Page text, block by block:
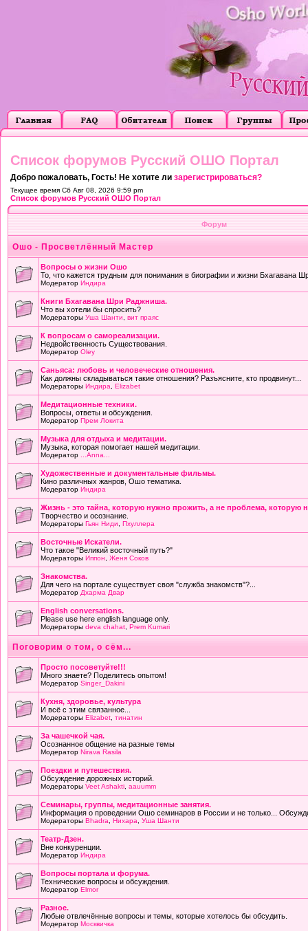
Список форумов Русский ОШО Портал
Добро пожаловать, Гость! Не хотите ли зарегистрироваться?
Текущее время Сб Авг 08, 2026 9:59 pm
Список форумов Русский ОШО Портал
Форум
Ошо - Просветлённый Мастер
Вопросы о жизни Ошо
То, что кажется трудным для понимания в биографии и жизни Бхагавана
Модератор Индира
Книги Бхагавана Шри Раджниша.
Что вы хотели бы спросить?
Модераторы Уша Шанти вит праяс
К вопросам о самореализации.
Недвойственность Существования.
Модератор Oley
Саньяса: любовь и человеческие отношения.
Как должны складываться такие отношения? Разъясните, кто продвинут...
Модераторы Индира Elizabet
Медитационные техники.
Вопросы, ответы и обсуждения.
Модератор Прем Локита
Музыка для отдыха и медитации.
Музыка, которая помогает нашей медитации.
Модератор ...Anna...
Художественные и документальные фильмы.
Кино различных жанров, Ошо тематика.
Модератор Индира
Жизнь - это тайна, которую нужно прожить, а не проблема, которую
Творчество и осознание.
Модераторы Гьян Ниди Пхуллера
Восточные Искатели.
Что такое "Великий восточный путь?"
Модераторы Иппон Женя Соков
Знакомства.
Для чего на портале существует своя "служба знакомств"?...
Модератор Дхарма Двар
English conversations.
Please use here english language only.
Модераторы deva chahat Prem Kumari
Поговорим о том, о сём...
Просто посоветуйте!!!
Много знаете? Поделитесь опытом!
Модератор Singer_Dakini
Кухня, здоровье, культура
И всё с этим связанное...
Модераторы Elizabet тинатин
За чашечкой чая.
Осознанное общение на разные темы
Модератор Nirava Rasila
Поездки и путешествия.
Обсуждение дорожных историй.
Модераторы Veet Ashakti aauumm
Семинары, группы, медитационные занятия.
Информация о проведении Ошо семинаров в России и не только...
Модераторы Bhadra Нихара Уша Шанти
Театр-Дзен.
Вне конкуренции.
Модератор Индира
Вопросы портала и форума.
Технические вопросы и обсуждения.
Модератор Elmor
Разное.
Любые отвлечённые вопросы и темы, которые хотелось бы обсудить.
Модератор Москвичка